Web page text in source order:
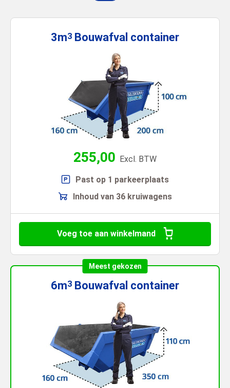
3m3 Bouwafval container
255,00 Excl. BTW
Past op 1 parkeerplaats
Inhoud van 36 kruiwagens
Voeg toe aan winkelmand
Meest gekozen
6m3 Bouwafval container